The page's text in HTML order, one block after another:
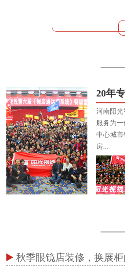
20年
河南阳
服务为
中心城
房...
秋季眼镜店装修，换展